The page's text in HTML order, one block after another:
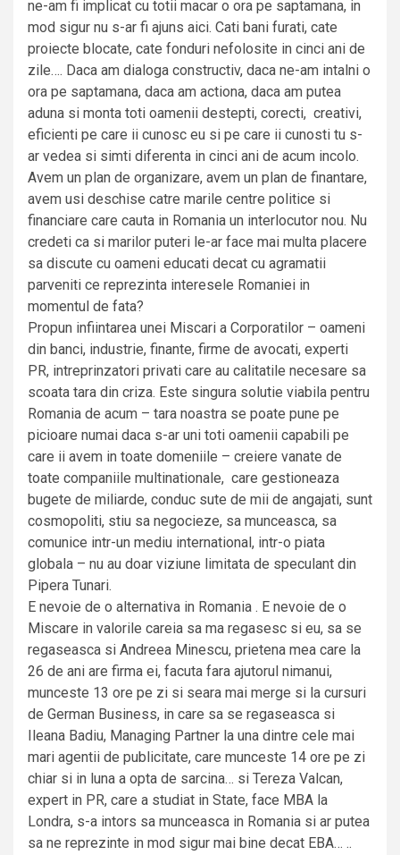
ne-am fi implicat cu totii macar o ora pe saptamana, in
mod sigur nu s-ar fi ajuns aici. Cati bani furati, cate
proiecte blocate, cate fonduri nefolosite in cinci ani de
zile…. Daca am dialoga constructiv, daca ne-am intalni o
ora pe saptamana, daca am actiona, daca am putea
aduna si monta toti oamenii destepti, corecti, creativi,
eficienti pe care ii cunosc eu si pe care ii cunosti tu s-
ar vedea si simti diferenta in cinci ani de acum incolo.
Avem un plan de organizare, avem un plan de finantare,
avem usi deschise catre marile centre politice si
financiare care cauta in Romania un interlocutor nou. Nu
credeti ca si marilor puteri le-ar face mai multa placere
sa discute cu oameni educati decat cu agramatii
parveniti ce reprezinta interesele Romaniei in
momentul de fata?
Propun infiintarea unei Miscari a Corporatilor – oameni
din banci, industrie, finante, firme de avocati, experti
PR, intreprinzatori privati care au calitatile necesare sa
scoata tara din criza. Este singura solutie viabila pentru
Romania de acum – tara noastra se poate pune pe
picioare numai daca s-ar uni toti oamenii capabili pe
care ii avem in toate domeniile – creiere vanate de
toate companiile multinationale, care gestioneaza
bugete de miliarde, conduc sute de mii de angajati, sunt
cosmopoliti, stiu sa negocieze, sa munceasca, sa
comunice intr-un mediu international, intr-o piata
globala – nu au doar viziune limitata de speculant din
Pipera Tunari.
E nevoie de o alternativa in Romania . E nevoie de o
Miscare in valorile careia sa ma regasesc si eu, sa se
regaseasca si Andreea Minescu, prietena mea care la
26 de ani are firma ei, facuta fara ajutorul nimanui,
munceste 13 ore pe zi si seara mai merge si la cursuri
de German Business, in care sa se regaseasca si
Ileana Badiu, Managing Partner la una dintre cele mai
mari agentii de publicitate, care munceste 14 ore pe zi
chiar si in luna a opta de sarcina… si Tereza Valcan,
expert in PR, care a studiat in State, face MBA la
Londra, s-a intors sa munceasca in Romania si ar putea
sa ne reprezinte in mod sigur mai bine decat EBA… ..